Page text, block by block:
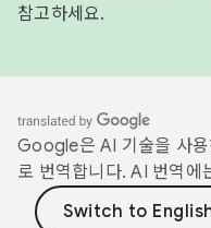
참고하세요.
Google은 AI 기술을 사용
로 번역합니다. AI 번역에